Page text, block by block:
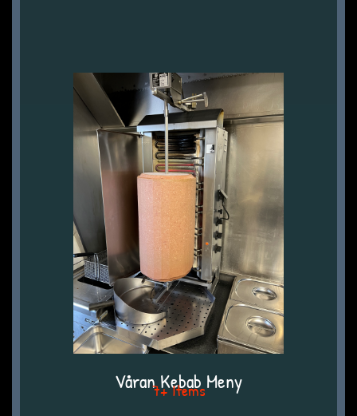
Våran Kebab Meny
7+ Items